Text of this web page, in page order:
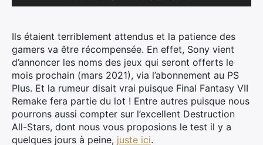
Ils étaient terriblement attendus et la patience des
gamers va être récompensée. En effet, Sony vient
d’annoncer les noms des jeux qui seront offerts le
mois prochain (mars 2021), via l’abonnement au PS
Plus. Et la rumeur disait vrai puisque Final Fantasy VII
Remake fera partie du lot ! Entre autres puisque nous
pourrons aussi compter sur l’excellent Destruction
All-Stars, dont nous vous proposions le test il y a
quelques jours à peine, juste ici.